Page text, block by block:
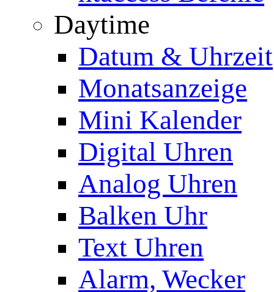
Daytime
Datum & Uhrzeit
Monatsanzeige
Mini Kalender
Digital Uhren
Analog Uhren
Balken Uhr
Text Uhren
Alarm, Wecker